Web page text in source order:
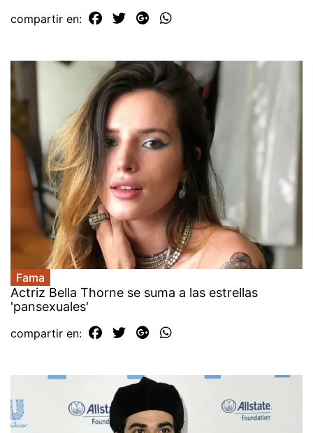
compartir en:
Fama
Actriz Bella Thorne se suma a las estrellas
'pansexuales'
compartir en: